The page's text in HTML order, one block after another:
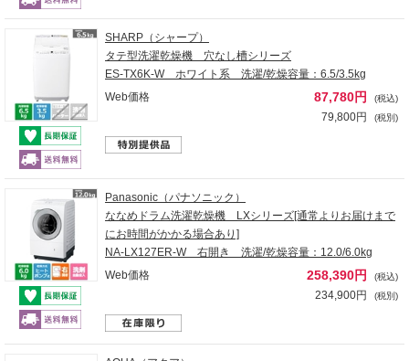
SHARP（シャープ）
タテ型洗濯乾燥機 穴なし槽シリーズ
ES-TX6K-W ホワイト系 洗濯/乾燥容量：6.5/3.5kg
Web価格
87,780円 (税込)
79,800円 (税別)
Panasonic（パナソニック）
ななめドラム洗濯乾燥機 LXシリーズ[通常よりお届けまで
にお時間がかかる場合あり]
NA-LX127ER-W 右開き 洗濯/乾燥容量：12.0/6.0kg
Web価格
258,390円 (税込)
234,900円 (税別)